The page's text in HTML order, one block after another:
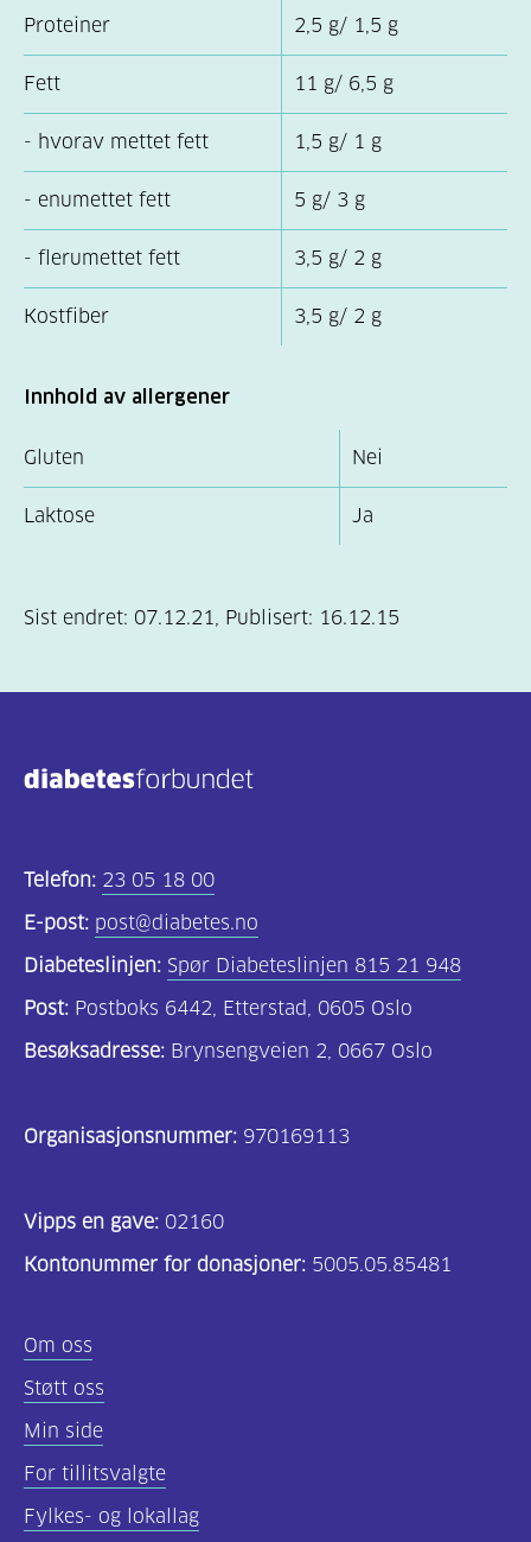
Proteiner 2,5 g/ 1,5 g
Fett 11 g/ 6,5 g
- hvorav mettet fett 1,5 g/ 1 g
- enumettet fett 5 g/ 3 g
- flerumettet fett 3,5 g/ 2 g
Kostfiber 3,5 g/ 2 g
Innhold av allergener
Gluten Nei
Laktose Ja
Sist endret: 07.12.21, Publisert: 16.12.15
Telefon: 23 05 18 00
E-post: post@diabetes.no
Diabeteslinjen: Spør Diabeteslinjen 815 21 948
Post: Postboks 6442, Etterstad, 0605 Oslo
Besøksadresse: Brynsengveien 2, 0667 Oslo
Organisasjonsnummer: 970169113
Vipps en gave: 02160
Kontonummer for donasjoner: 5005.05.85481
Om oss
Støtt oss
Min side
For tillitsvalgte
Fylkes- og lokallag